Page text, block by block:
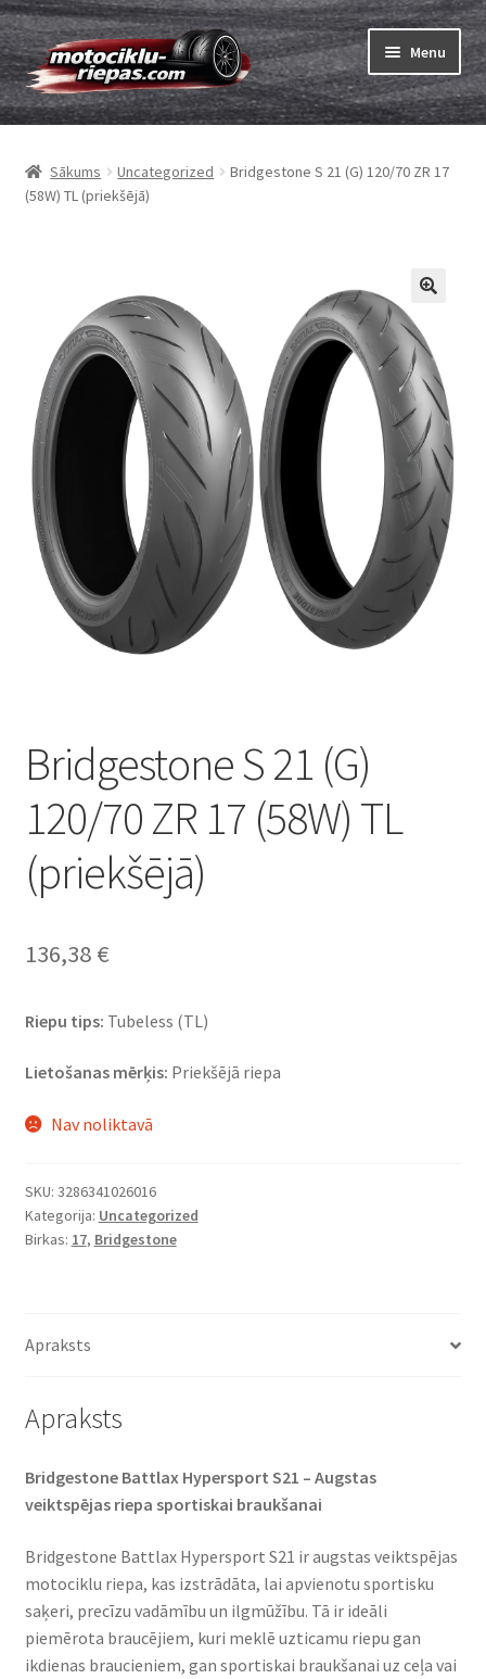
Skip
to
navigation
Skip
to
content
Menu
Riepas
Expand
menu
Kameras
Expand
Viss par riepām
Expand
menu
Tests
Zīmoli
Expand
child
menu
Kontakti
Sākums Uncategorized
Bridgestone S 21 (G) 120/70 ZR 17
(58W) TL (priekšējā)
Bridgestone S 21 (G)
120/70 ZR 17 (58W) TL
(priekšējā)
136,38 €
Riepu tips: Tubeless (TL)
Lietošanas mērķis: Priekšējā riepa
Nav noliktavā
SKU: 3286341026016
Kategorija: Uncategorized
Birkas: 17, Bridgestone
Apraksts
Apraksts
Bridgestone Battlax Hypersport S21 – Augstas
veiktspējas riepa sportiskai braukšanai
Bridgestone Battlax Hypersport S21 ir augstas veiktspējas
motociklu riepa, kas izstrādāta, lai apvienotu sportisku
saķeri, precīzu vadāmību un ilgmūžību. Tā ir ideāli
piemērota braucējiem, kuri meklē uzticamu riepu gan
ikdienas braucieniem, gan sportiskai braukšanai uz ceļa vai